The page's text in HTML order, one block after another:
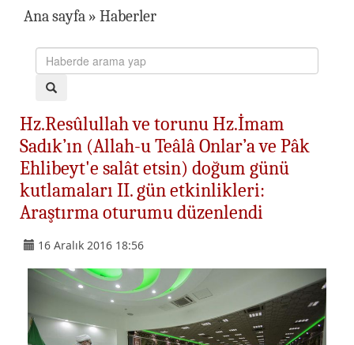
Ana sayfa » Haberler
Hz.Resûlullah ve torunu Hz.İmam
Sadık’ın (Allah-u Teâlâ Onlar’a ve Pâk
Ehlibeyt'e salât etsin) doğum günü
kutlamaları II. gün etkinlikleri:
Araştırma oturumu düzenlendi
16 Aralık 2016 18:56